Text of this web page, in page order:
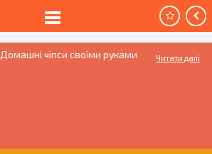
Домашні чіпси своїми руками Читати далі